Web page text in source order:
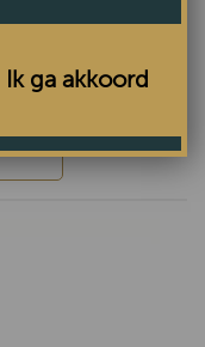
Ik ga akkoord